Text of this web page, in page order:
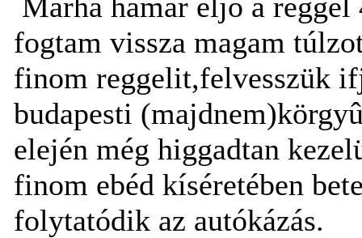
fogtam vissza magam
finom reggelit,felvesszük
budapesti
elején még higgadtan
finom ebéd kíséretében
folytatódik az autókázás.